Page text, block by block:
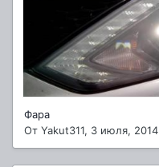
Фара
От Yakut311, 3 июля, 2014